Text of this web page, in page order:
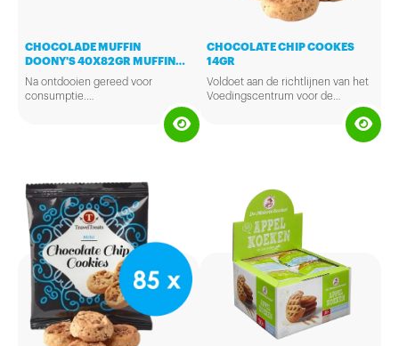
CHOCOLADE MUFFIN
DOONY'S 40X82GR MUFFIN
CHOCOLADE DOONY'S
40X82GR
Na ontdooien gereed voor
consumptie.
Deze luchtige chocolademuffin is
een aanrader voor iedereen die
van zoetigheid houdt. Voor bij de
stuks á 82 gram in een doos.
CHOCOLATE CHIP COOKES
14GR
Voldoet aan de richtlijnen van het
Voedingscentrum voor de
Gezonde Schoolkantine (GSK).